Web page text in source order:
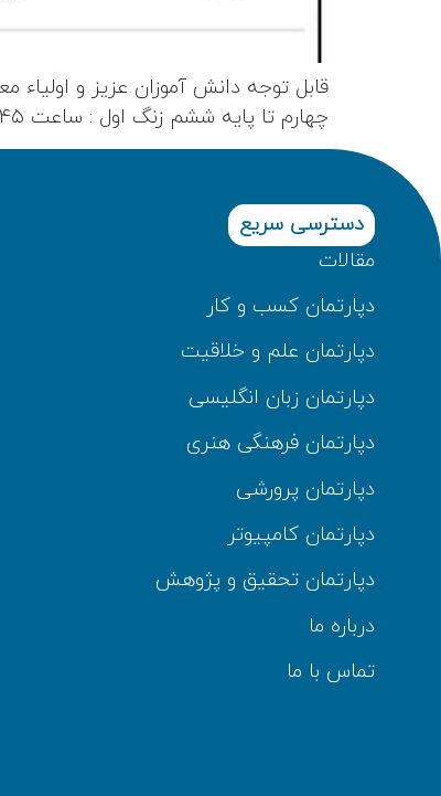
قابل توجه دانش آموزان عزیز و اولیاء
چهارم تا پایه ششم زنگ اول : ساعت ۷:۴۵ الی ۸:۴۵ زنگ دوم : ساعت ۹ الی ۱۰ زنگ سوم : ساعت ۱۰:۱۵ الی ۱۱:۱۵ […]
دسترسی سریع
مقالات
دپارتمان کسب و کار
دپارتمان علم و خلاقیت
دپارتمان زبان انگلیسی
دپارتمان فرهنگی هنری
دپارتمان پرورشی
دپارتمان کامپیوتر
دپارتمان تحقیق و پژوهش
درباره ما
تماس با ما